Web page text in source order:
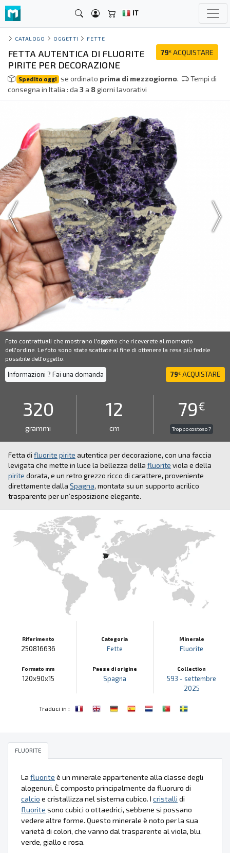
IT
CATALOGO OGGETTI FETTE
79€ ACQUISTARE
FETTA AUTENTICA DI FLUORITE
PIRITE PER DECORAZIONE
Spedito oggi se ordinato prima di mezzogiorno.
Tempi di
consegna in Italia : da 3a 8giorni lavorativi
Foto contrattuali che mostrano l'oggetto che riceverete al momento
dell'ordine. Le foto sono state scattate al fine di ottenere la resa più fedele
possibile dell'oggetto.
Informazioni ? Fai una domanda 79€ ACQUISTARE
320
grammi
12
cm
79€
Troppo costoso ?
Fetta di fluorite pirite autentica per decorazione, con una faccia
levigata che mette in luce la bellezza della fluorite viola e della
pirite dorata, e un retro grezzo ricco di carattere, proveniente
direttamente dalla Spagna, montata su un supporto acrilico
trasparente per un’esposizione elegante.
Riferimento
250816636
Formato mm
120x90x15
Categoria
Fette
Paese di origine
Spagna
Minerale
Fluorite
Collection
593 - settembre
2025
Traduci in :
FLUORITE
La fluorite è un minerale appartenente alla classe degli
alogenuri. È composto principalmente da fluoruro di
calcio e cristallizza nel sistema cubico. I cristalli di
fluorite sono cubici o ottaedrici, sebbene si possano
vedere altre forme. Questo minerale è noto per la sua
varietà di colori, che vanno dal trasparente al viola, blu,
verde, giallo e rosa.